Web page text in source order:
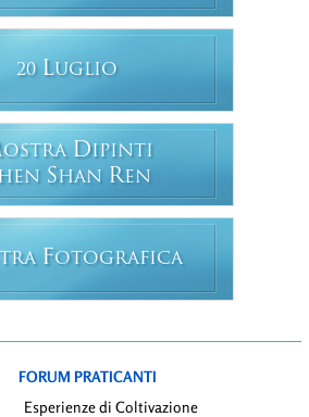
20 LUGLIO
OSTRA DIPINTI
HEN SHAN REN
FOTOGRAFICA
FORUM PRATICANTI
Esperienze di Coltivazione